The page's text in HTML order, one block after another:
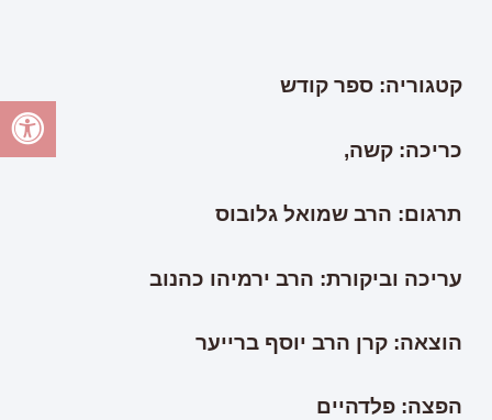
קטגוריה: ספר קודש
כריכה: קשה,
תרגום: הרב שמואל גלובוס
עריכה וביקורת: הרב ירמיהו כהנוב
הוצאה: קרן הרב יוסף ברייער
הפצה: פלדהיים